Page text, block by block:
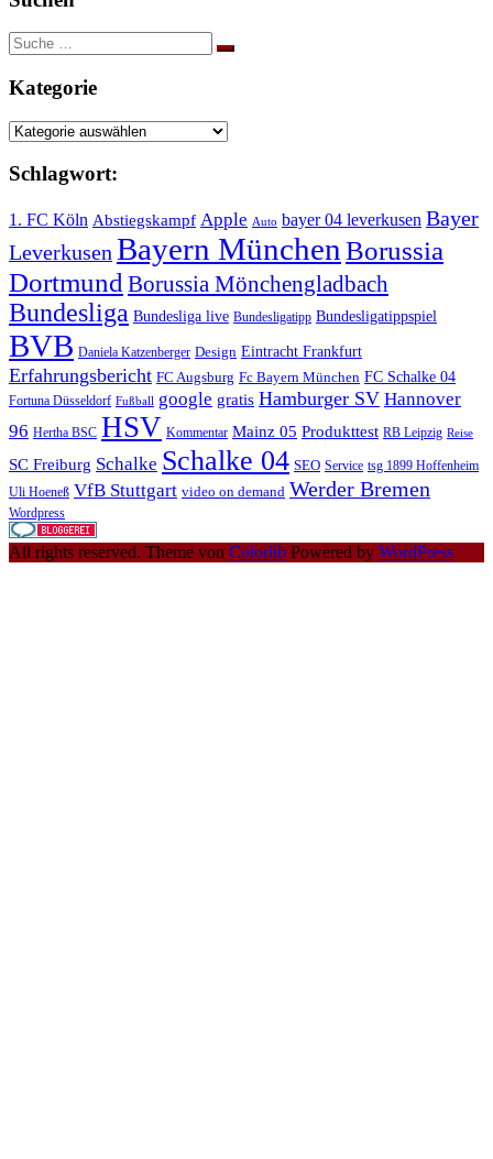
Suche
nach:
Kategorie
Kategorie
Schlagwort:
1. FC Köln Abstiegskampf Apple Auto bayer 04 leverkusen Bayer
Leverkusen Bayern München Borussia
Dortmund Borussia Mönchengladbach
Bundesliga Bundesliga live Bundesligatipp Bundesligatippspiel
BVB Daniela Katzenberger Design Eintracht Frankfurt
Erfahrungsbericht FC Augsburg Fc Bayern München FC Schalke 04
Fortuna Düsseldorf Fußball google gratis Hamburger SV Hannover
96 Hertha BSC HSV Kommentar Mainz 05 Produkttest RB Leipzig Reise
SC Freiburg Schalke Schalke 04 SEO Service tsg 1899 Hoffenheim
Uli Hoeneß VfB Stuttgart video on demand Werder Bremen
Wordpress
All rights reserved. Theme von Colorlib Powered by WordPress